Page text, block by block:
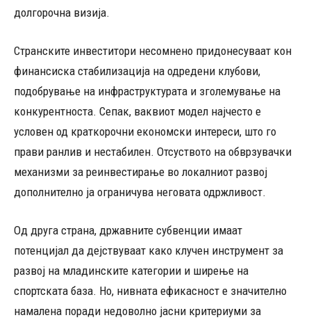
долгорочна визија.
Странските инвеститори несомнено придонесуваат кон
финансиска стабилизација на одредени клубови,
подобрување на инфраструктурата и зголемување на
конкурентноста. Сепак, ваквиот модел најчесто е
условен од краткорочни економски интереси, што го
прави ранлив и нестабилен. Отсуството на обврзувачки
механизми за реинвестирање во локалниот развој
дополнително ја ограничува неговата одржливост.
Од друга страна, државните субвенции имаат
потенцијал да дејствуваат како клучен инструмент за
развој на младинските категории и ширење на
спортската база. Но, нивната ефикасност е значително
намалена поради недоволно јасни критериуми за